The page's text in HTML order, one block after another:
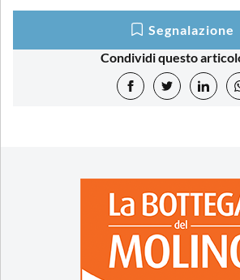
Segnalazione
Condividi questo